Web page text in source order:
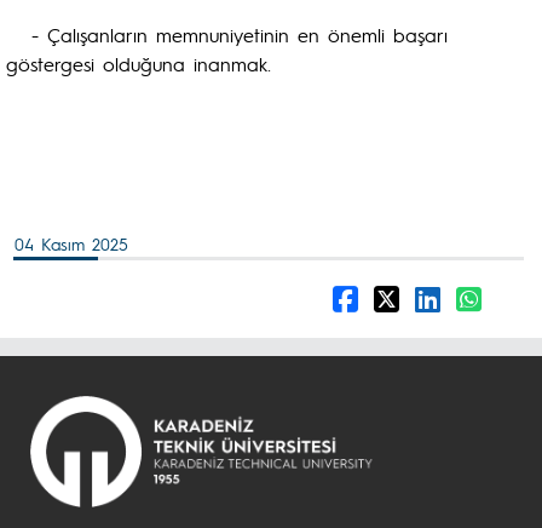
- Çalışanların memnuniyetinin en önemli başarı
göstergesi olduğuna inanmak.
04 Kasım 2025